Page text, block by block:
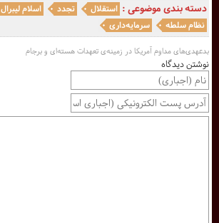
دسته بندی موضوعی : استقلال تجدد اسلام لیبرال
نظام سلطه
سرمایه‌داری
بدعهدی‌های مداوم آمریکا در زمینه‌ی تعهدات هسته‌ای و برجام
نوشتن دیدگاه